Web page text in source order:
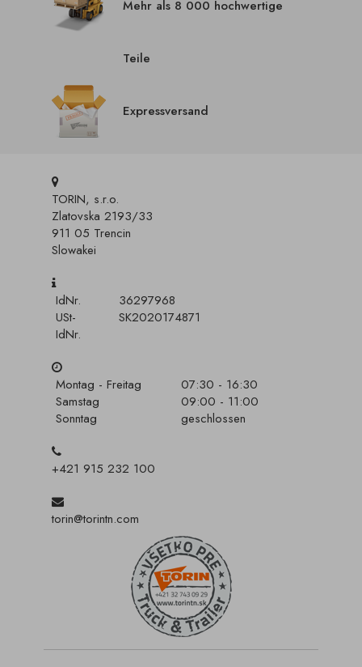
Mehr als 8 000 hochwertige
Teile
Expressversand
TORIN, s.r.o.
Zlatovska 2193/33
911 05 Trencin
Slowakei
IdNr.
36297968
USt-
IdNr.
SK2020174871
Montag - Freitag
07:30 - 16:30
Samstag
09:00 - 11:00
Sonntag
geschlossen
+421 915 232 100
torin@torintn.com